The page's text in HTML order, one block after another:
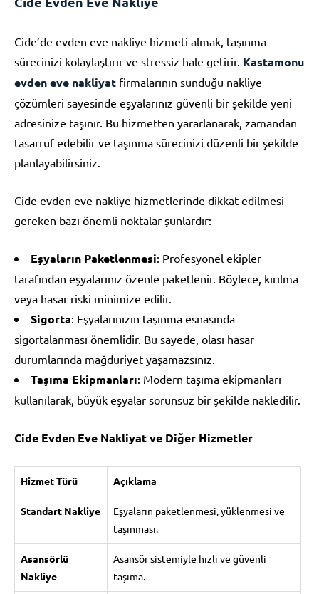
Cide’de evden eve nakliye hizmeti almak, taşınma
sürecinizi kolaylaştırır ve stressiz hale getirir. Kastamonu
evden eve nakliyat firmalarının sunduğu nakliye
çözümleri sayesinde eşyalarınız güvenli bir şekilde yeni
adresinize taşınır. Bu hizmetten yararlanarak, zamandan
tasarruf edebilir ve taşınma sürecinizi düzenli bir şekilde
planlayabilirsiniz.
Cide evden eve nakliye hizmetlerinde dikkat edilmesi
gereken bazı önemli noktalar şunlardır:
Eşyaların Paketlenmesi: Profesyonel ekipler
tarafından eşyalarınız özenle paketlenir. Böylece, kırılma
veya hasar riski minimize edilir.
Sigorta: Eşyalarınızın taşınma esnasında
sigortalanması önemlidir. Bu sayede, olası hasar
durumlarında mağduriyet yaşamazsınız.
Taşıma Ekipmanları: Modern taşıma ekipmanları
kullanılarak, büyük eşyalar sorunsuz bir şekilde nakledilir.
Cide Evden Eve Nakliyat ve Diğer Hizmetler
Hizmet Türü Açıklama
Standart Nakliye
Eşyaların paketlenmesi, yüklenmesi ve
taşınması.
Asansörlü
Nakliye
Asansör sistemiyle hızlı ve güvenli
taşıma.